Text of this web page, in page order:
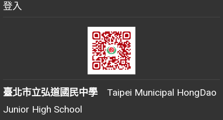
登入
臺北市立弘道國民中學 Taipei Municipal HongDao
Junior High School